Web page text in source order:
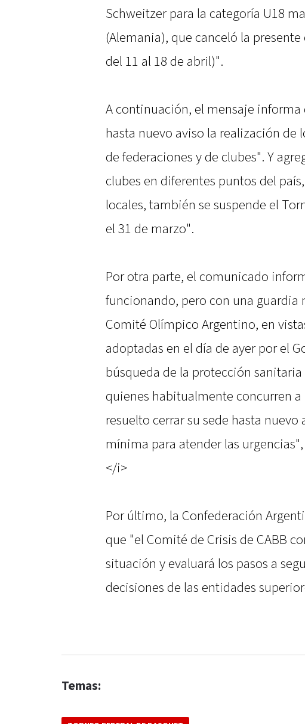
Schweitzer para la categoría U18
(Alemania), que canceló la
del 11 al 18 de abril)".
A continuación, el mensaje
hasta nuevo aviso la realización de
de federaciones y de clubes". Y
clubes en diferentes puntos del
locales, también se suspende el
el 31 de marzo".
Por otra parte, el comunicado
funcionando, pero con una guardia
Comité Olímpico Argentino, en
adoptadas en el día de ayer por el
búsqueda de la protección
quienes habitualmente concurren a
resuelto cerrar su sede hasta
mínima para atender las
</i>
Por último, la Confederación
que "el Comité de Crisis de CABB
situación y evaluará los pasos a
decisiones de las entidades
Temas: